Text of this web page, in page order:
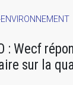
: Wecf
sur la